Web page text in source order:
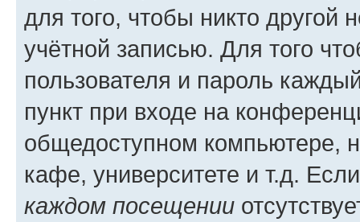
для того, чтобы никто другой
учётной записью. Для того
пользователя и пароль
пункт при входе на
общедоступном компьютере,
кафе, университете и т.д.
каждом посещении